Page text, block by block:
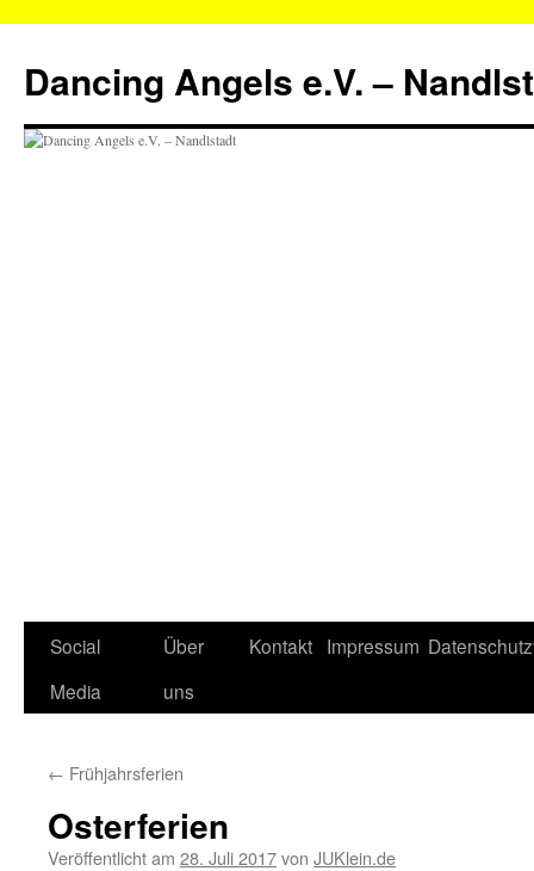
springen
Dancing Angels e.V. –
Social
Media
Über
uns
Kontakt Impressum
← Frühjahrsferien
Osterferien
Veröffentlicht am 28. Juli 2017von JUKlein.de